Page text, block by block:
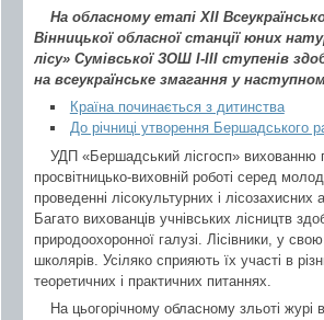
На обласному етапі ХІІ
Вінницької обласної станції юних
лісу» Сумівської ЗОШ І-ІІІ ступенів
на всеукраїнське змагання у
Країна починається з дитинства
До річниці утворення Бершадського
УДП «Бершадський лісгосп» вихованню
просвітницько-виховній роботі серед
проведенні лісокультурних і
Багато вихованців учнівських лісництв
природоохоронної галузі. Лісівники, у
школярів. Усіляко сприяють їх участі в
теоретичних і практичних питаннях.
На цьогорічному обласному зльоті журі